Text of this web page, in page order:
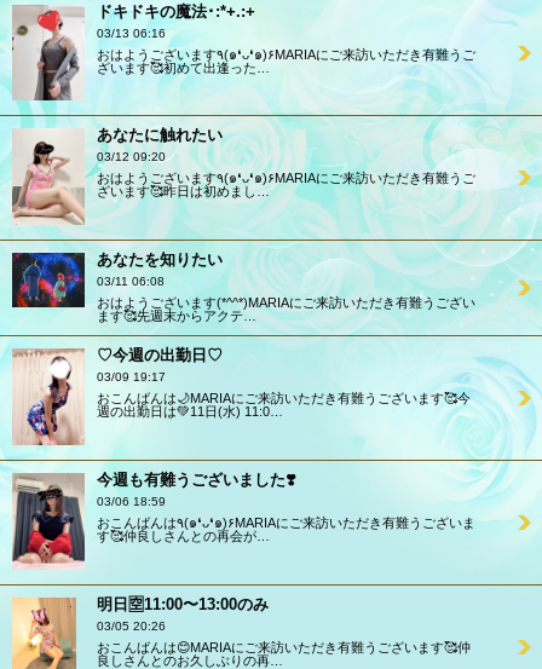
ドキドキの魔法･:*+.:+
03/13 06:16
おはようございます٩(๑❛ᴗ❛๑)۶MARIAにご来訪いただき有難うご
ざいます🥰初めて出逢った…
あなたに触れたい
03/12 09:20
おはようございます٩(๑❛ᴗ❛๑)۶MARIAにご来訪いただき有難うご
ざいます🥰昨日は初めまし…
あなたを知りたい
03/11 06:08
おはようございます(*^^*)MARIAにご来訪いただき有難うござい
ます🥰先週末からアクテ…
♡今週の出勤日♡
03/09 19:17
おこんばんは🌙MARIAにご来訪いただき有難うございます🥰今
週の出勤日は💚11日(水) 11:0…
今週も有難うございました❣️
03/06 18:59
おこんばんは٩(๑❛ᴗ❛๑)۶MARIAにご来訪いただき有難うございま
す🥰仲良しさんとの再会が…
明日🈳11:00〜13:00のみ
03/05 20:26
おこんばんは😊MARIAにご来訪いただき有難うございます🥰仲
良しさんとのお久しぶりの再…